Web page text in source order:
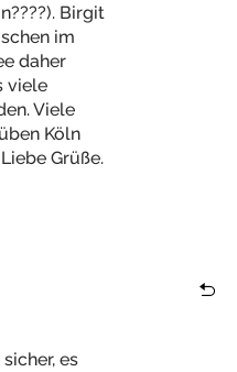
Birgit
im
daher
viele
Viele
Köln
Grüße.
es